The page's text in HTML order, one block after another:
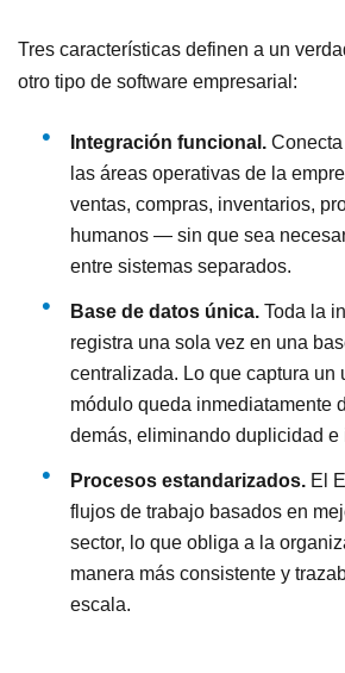
Tres características definen a un
otro tipo de software empresarial:
Integración funcional.
las áreas operativas de la
ventas, compras, inventarios,
humanos — sin que sea
entre sistemas separados.
Base de datos única. Toda la
registra una sola vez en una
centralizada. Lo que captura un
módulo queda inmediatamente
demás, eliminando duplicidad e
Procesos estandarizados. El
flujos de trabajo basados en
sector, lo que obliga a la
manera más consistente y
escala.